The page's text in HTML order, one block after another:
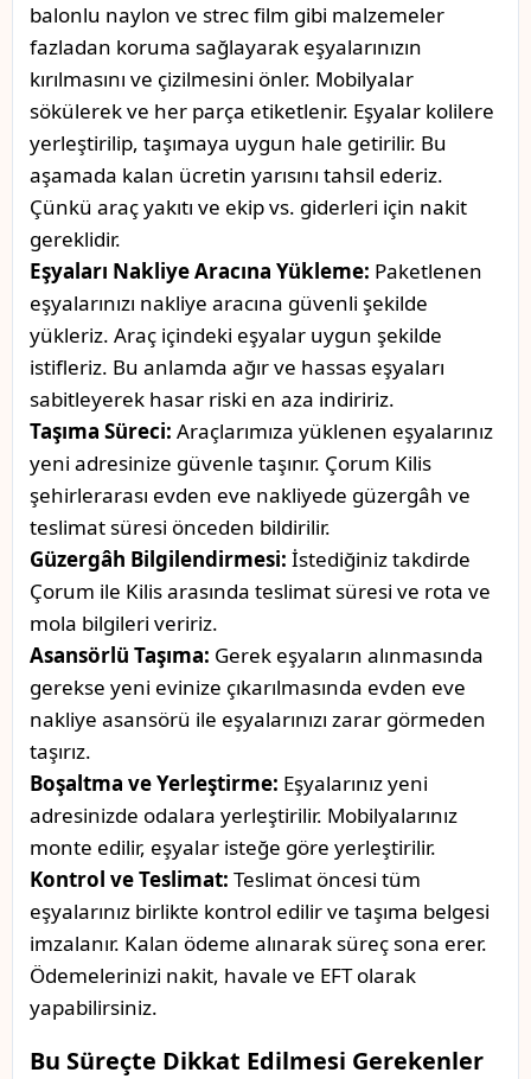
balonlu naylon ve strec film gibi malzemeler
fazladan koruma sağlayarak eşyalarınızın
kırılmasını ve çizilmesini önler. Mobilyalar
sökülerek ve her parça etiketlenir. Eşyalar kolilere
yerleştirilip, taşımaya uygun hale getirilir. Bu
aşamada kalan ücretin yarısını tahsil ederiz.
Çünkü araç yakıtı ve ekip vs. giderleri için nakit
gereklidir.
Eşyaları Nakliye Aracına Yükleme: Paketlenen
eşyalarınızı nakliye aracına güvenli şekilde
yükleriz. Araç içindeki eşyalar uygun şekilde
istifleriz. Bu anlamda ağır ve hassas eşyaları
sabitleyerek hasar riski en aza indiririz.
Taşıma Süreci: Araçlarımıza yüklenen eşyalarınız
yeni adresinize güvenle taşınır. Çorum Kilis
şehirlerarası evden eve nakliyede güzergâh ve
teslimat süresi önceden bildirilir.
Güzergâh Bilgilendirmesi: İstediğiniz takdirde
Çorum ile Kilis arasında teslimat süresi ve rota ve
mola bilgileri veririz.
Asansörlü Taşıma: Gerek eşyaların alınmasında
gerekse yeni evinize çıkarılmasında evden eve
nakliye asansörü ile eşyalarınızı zarar görmeden
taşırız.
Boşaltma ve Yerleştirme: Eşyalarınız yeni
adresinizde odalara yerleştirilir. Mobilyalarınız
monte edilir, eşyalar isteğe göre yerleştirilir.
Kontrol ve Teslimat: Teslimat öncesi tüm
eşyalarınız birlikte kontrol edilir ve taşıma belgesi
imzalanır. Kalan ödeme alınarak süreç sona erer.
Ödemelerinizi nakit, havale ve EFT olarak
yapabilirsiniz.
Bu Süreçte Dikkat Edilmesi Gerekenler